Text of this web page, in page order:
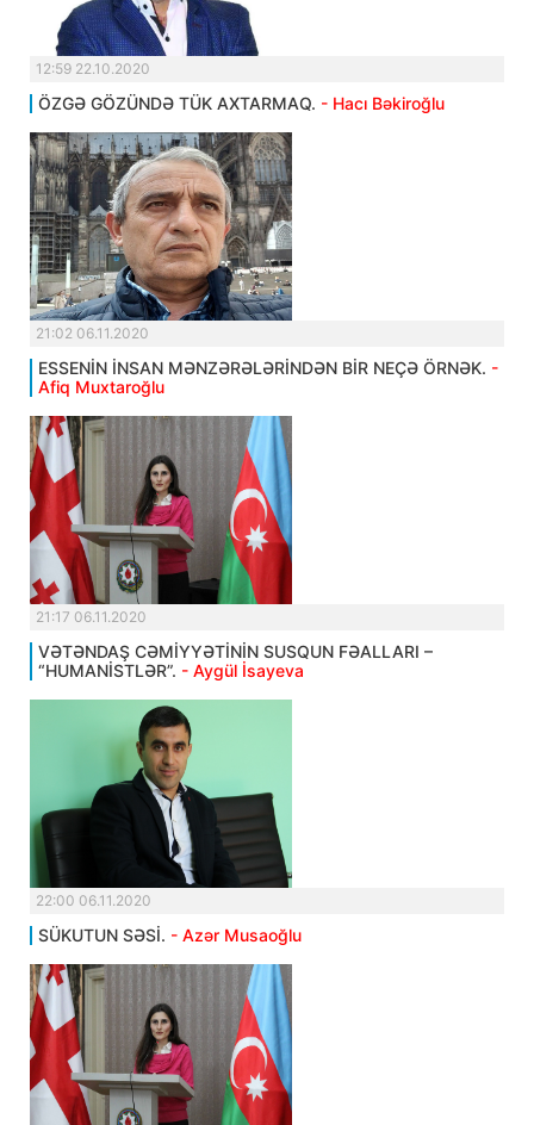
12:59 22.10.2020
ÖZGƏ GÖZÜNDƏ TÜK AXTARMAQ. - Hacı Bəkiroğlu
21:02 06.11.2020
ESSENİN İNSAN MƏNZƏRƏLƏRİNDƏN BİR NEÇƏ ÖRNƏK. -
Afiq Muxtaroğlu
21:17 06.11.2020
VƏTƏNDAŞ CƏMİYYƏTİNİN SUSQUN FƏALLARI –
“HUMANİSTLƏR”. - Aygül İsayeva
22:00 06.11.2020
SÜKUTUN SƏSİ. - Azər Musaoğlu